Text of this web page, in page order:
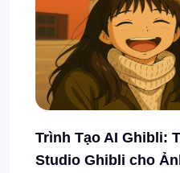
Trình Tạo AI Ghibli:
Studio Ghibli cho